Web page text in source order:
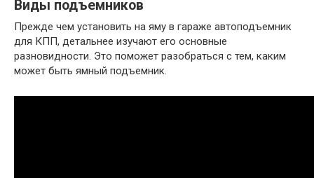
Виды подъемников
Прежде чем установить на яму в гараже автоподъемник
для КПП, детальнее изучают его основные
разновидности. Это поможет разобраться с тем, каким
может быть ямный подъемник.